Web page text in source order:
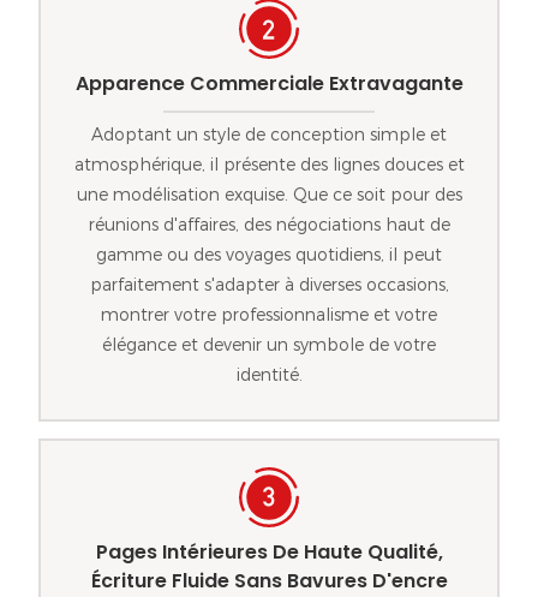
Apparence Commerciale Extravagante
Adoptant un style de conception simple et
atmosphérique, il présente des lignes douces et
une modélisation exquise. Que ce soit pour des
réunions d'affaires, des négociations haut de
gamme ou des voyages quotidiens, il peut
parfaitement s'adapter à diverses occasions,
montrer votre professionnalisme et votre
élégance et devenir un symbole de votre
identité.
Pages Intérieures De Haute Qualité,
Écriture Fluide Sans Bavures D'encre